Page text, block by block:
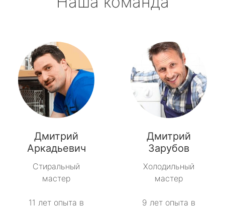
Дмитрий
Аркадьевич
Стиральный
мастер
11 лет опыта в
Дмитрий
Зарубов
Холодильный
мастер
9 лет опыта в